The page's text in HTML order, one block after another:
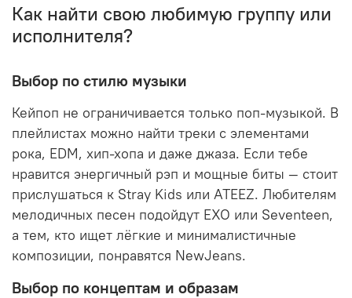
Как найти свою любимую группу или
исполнителя?
Выбор по стилю музыки
Кейпоп не ограничивается только поп-музыкой. В
плейлистах можно найти треки с элементами
рока, EDM, хип-хопа и даже джаза. Если тебе
нравится энергичный рэп и мощные биты — стоит
прислушаться к Stray Kids или ATEEZ. Любителям
мелодичных песен подойдут EXO или Seventeen,
а тем, кто ищет лёгкие и минималистичные
композиции, понравятся NewJeans.
Выбор по концептам и образам